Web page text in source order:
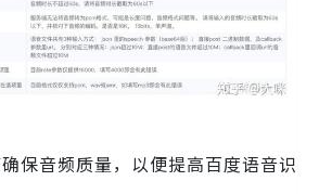
保音频质量，以便提高百度语音识